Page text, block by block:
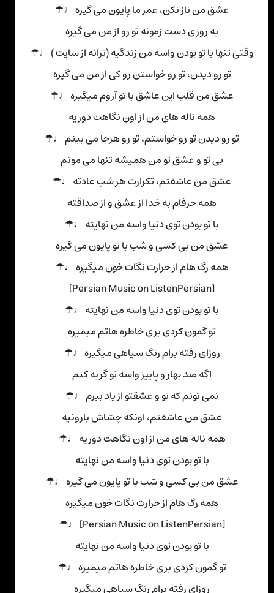
عشق من ناز نکن، عمر ما پایون می گیره ♩☂
یه روزی دست زمونه تو رو از من می گیره
وقتی تنها با تو بودن واسه من زندگیه (ترانه از سایت ) ♩☂
تو رو دیدن، تو رو خواستن رو کی از من می گیره
عشق من قلب این عاشق با تو آروم میگیره ♩☂
همه ناله های من از اون نگاهت دوریه
تو رو دیدن تو رو خواستم، تو رو هرجا می بینم ♩☂
بی تو و عشق تو من همیشه تنها می مونم
عشق من عاشقتم، تکرارت هر شب عادته ♩☂
همه حرفام به خدا از عشق و از صداقته
با تو بودن توی دنیا واسه من نهایته ♩☂
عشق من بی کسی و شب با تو پایون می گیره
همه رگ هام از حرارت نگات خون میگیره ♩☂
[Persian Music on ListenPersian]
با تو بودن توی دنیا واسه من نهایته ♩☂
تو گمون کردی بری خاطره هاتم میمیره
روزای رفته برام رنگ سیاهی میگیره ♩☂
اگه صد بهار و پاییز واسه تو گریه کنم
نمی تونم که تو و عشقتو از یاد ببرم ♩☂
عشق من عاشقتم، اونکه چشاش بارونیه
همه ناله های من از اون نگاهت دوریه ♩☂
با تو بودن توی دنیا واسه من نهایته
عشق من بی کسی و شب با تو پایون می گیره ♩☂
همه رگ هام از حرارت نگات خون میگیره
[Persian Music on ListenPersian] ♩☂
با تو بودن توی دنیا واسه من نهایته
تو گمون کردی بری خاطره هاتم میمیره ♩☂
روزای رفته برام رنگ سیاهی میگیره